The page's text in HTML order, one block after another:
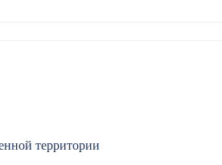
территории